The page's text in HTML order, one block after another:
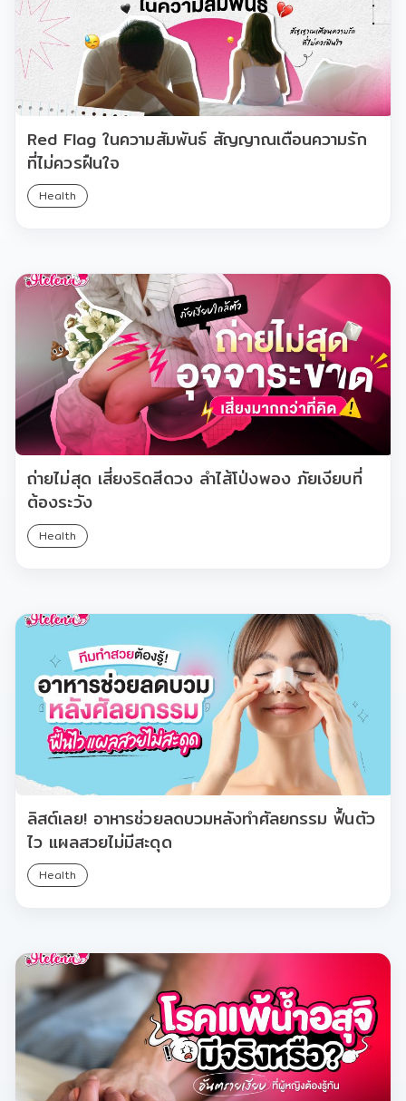
Red Flag ในความสัมพันธ์ สัญญาณเตือนความรัก
ที่ไม่ควรฝืนใจ
Health
ถ่ายไม่สุด เสี่ยงริดสีดวง ลำไส้โป่งพอง ภัยเงียบที่
ต้องระวัง
Health
ลิสต์เลย! อาหารช่วยลดบวมหลังทำศัลยกรรม ฟื้นตัว
ไว แผลสวยไม่มีสะดุด
Health